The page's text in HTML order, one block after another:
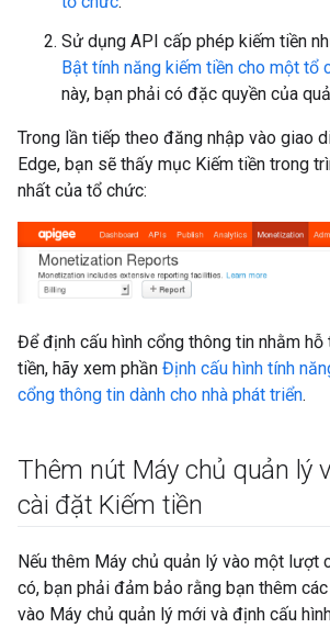
Sử dụng API cấp phép kiếm tiền
Bật tính năng kiếm tiền cho một tổ
này, bạn phải có đặc quyền của
Trong lần tiếp theo đăng nhập vào giao
Edge, bạn sẽ thấy mục Kiếm tiền trong
nhất của tổ chức:
Để định cấu hình cổng thông tin nhằm hỗ
tiền, hãy xem phần Định cấu hình tính
cổng thông tin dành cho nhà phát triển.
Thêm nút Máy chủ quản lý
cài đặt Kiếm tiền
Nếu thêm Máy chủ quản lý vào một lượt
có, bạn phải đảm bảo rằng bạn thêm
vào Máy chủ quản lý mới và định cấu